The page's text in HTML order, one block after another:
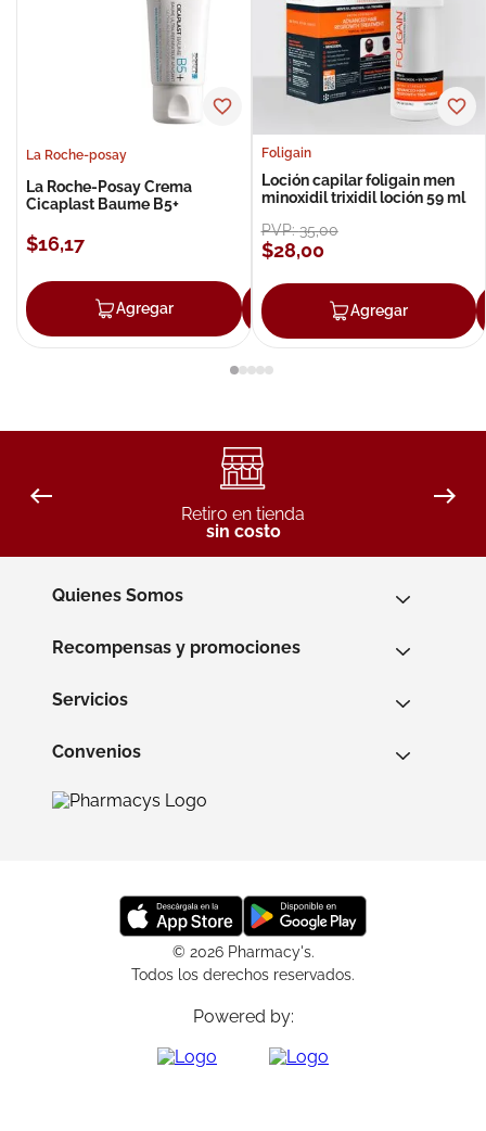
La Roche-posay
La Roche-Posay Crema
Cicaplast Baume B5+
$16,17
Agregar Agregar
Foligain
Loción capilar foligain men
minoxidil trixidil loción 59 ml
PVP:35,00
$28,00
Agregar
Retiro en tienda
sin costo
Quienes Somos
Recompensas y promociones
Servicios
Convenios
© 2026 Pharmacy's.
Todos los derechos reservados.
Powered by: